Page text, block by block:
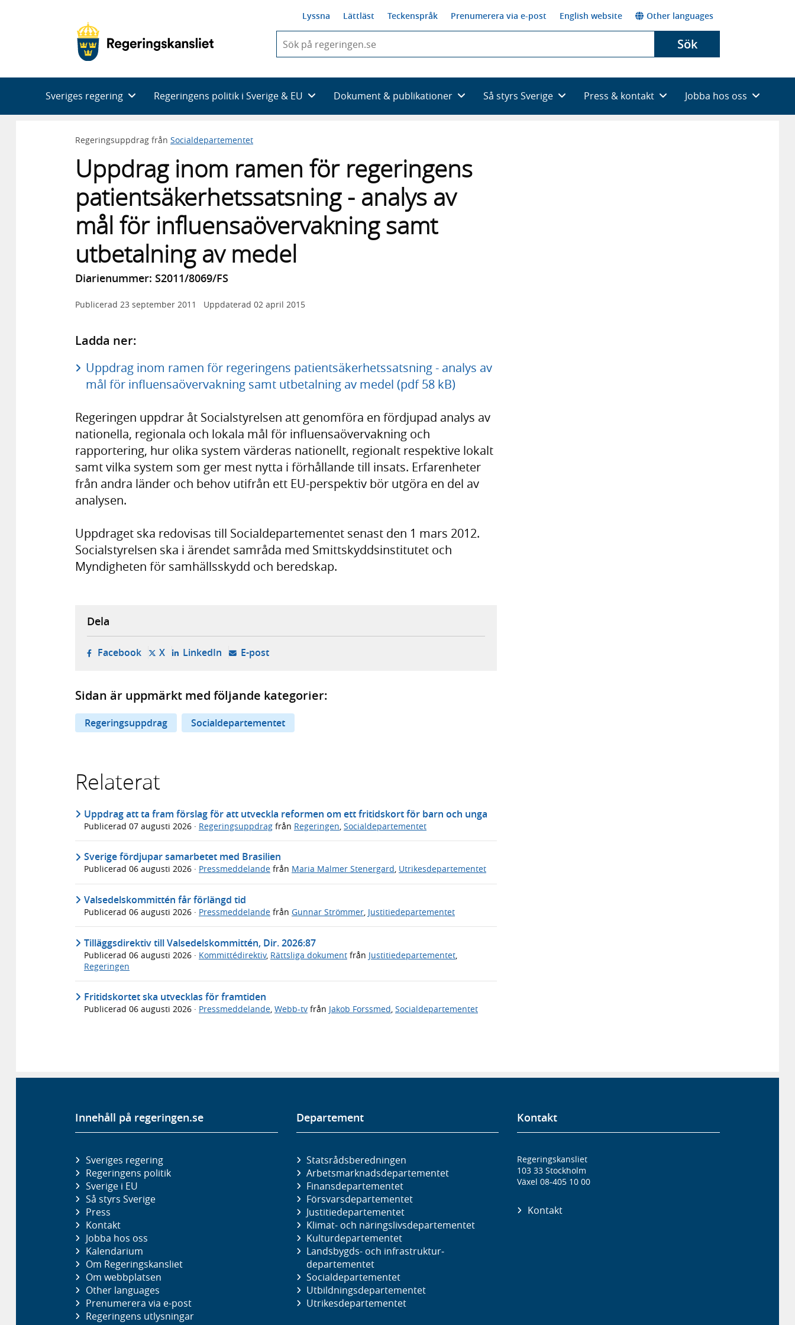
Lyssna Lättläst Teckenspråk Prenumerera via e-post English website Other languages
du
skriva
framträder
en
Sök
Sveriges regering Regeringens politik i Sverige & EU Dokument & publikationer Så styrs Sverige Press & kontakt Jobba hos oss
Regeringsuppdrag från Socialdepartementet
Uppdrag inom ramen för regeringens
patientsäkerhetssatsning - analys av
mål för influensaövervakning samt
utbetalning av medel
Diarienummer: S2011/8069/FS
Publicerad 23 september 2011 Uppdaterad 02 april 2015
Ladda ner:
Uppdrag inom ramen för regeringens patientsäkerhetssatsning - analys av
mål för influensaövervakning samt utbetalning av medel (pdf 58 kB)
Regeringen uppdrar åt Socialstyrelsen att genomföra en fördjupad analys av
nationella, regionala och lokala mål för influensaövervakning och
rapportering, hur olika system värderas nationellt, regionalt respektive lokalt
samt vilka system som ger mest nytta i förhållande till insats. Erfarenheter
från andra länder och behov utifrån ett EU-perspektiv bör utgöra en del av
analysen.
Uppdraget ska redovisas till Socialdepartementet senast den 1 mars 2012.
Socialstyrelsen ska i ärendet samråda med Smittskyddsinstitutet och
Myndigheten för samhällsskydd och beredskap.
Dela
Facebook- öppnas i ny flik, extern webbplats,
X- öppnas i ny flik, extern webbplats,
LinkedIn- öppnas i ny flik, extern webbplats,
E-post- öppnar din e-postklient,
Sidan är uppmärkt med följande kategorier:
Regeringsuppdrag Socialdepartementet
Relaterat
Uppdrag att ta fram förslag för att utveckla reformen om ett fritidskort för barn och unga
Publicerad 07 augusti 2026 · Regeringsuppdrag från Regeringen Socialdepartementet
Sverige fördjupar samarbetet med Brasilien
Publicerad 06 augusti 2026 · Pressmeddelande från Maria Malmer Stenergard, Utrikesdepartementet
Valsedelskommittén får förlängd tid
Publicerad 06 augusti 2026 · Pressmeddelande från Gunnar Strömmer, Justitiedepartementet
Tilläggsdirektiv till Valsedelskommittén, Dir. 2026:87
Publicerad 06 augusti 2026 · Kommittédirektiv, Rättsliga dokument från Justitiedepartementet
Regeringen
Fritidskortet ska utvecklas för framtiden
Publicerad 06 augusti 2026 · Pressmeddelande, Webb-tv från Jakob Forssmed, Socialdepartementet
Innehåll på regeringen.se
Sveriges regering
Regeringens politik
Sverige i EU
Så styrs Sverige
Press
Kontakt
Jobba hos oss
Kalendarium
Om Regeringskansliet
Om webbplatsen
Other languages
Prenumerera via e-post
Regeringens utlysningar
Departement
Statsrådsberedningen
Arbetsmarknads­departementet
Finans­departementet
Försvars­departementet
Justitie­departementet
Klimat- och näringslivs­departementet
Kultur­departementet
Landsbygds- och infrastruktur­
departementet
Social­departementet
Utbildnings­departementet
Utrikes­departementet
Kontakt
Regeringskansliet
103 33 Stockholm
Växel 08-405 10 00
Kontakt